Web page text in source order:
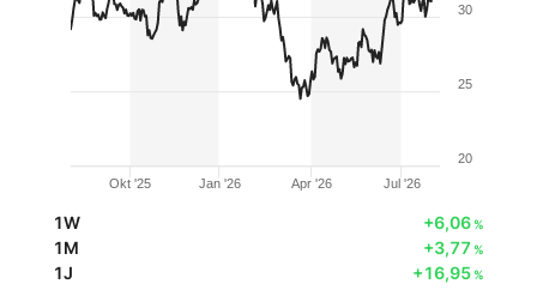
Okt '25 Jan '26 Apr '26 Jul '26
20
25
30
1W +6,06%
1M +3,77 %
1J +16,95%